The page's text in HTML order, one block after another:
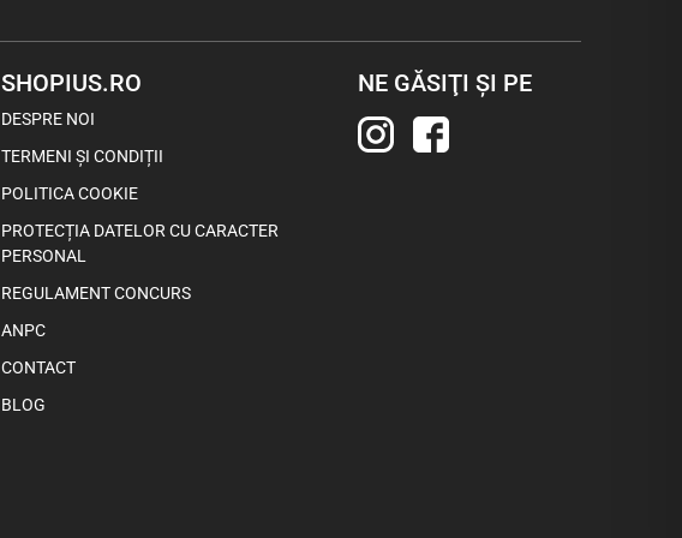
SHOPIUS.RO
DESPRE NOI
TERMENI ȘI CONDIȚII
POLITICA COOKIE
PROTECȚIA DATELOR CU CARACTER
PERSONAL
REGULAMENT CONCURS
ANPC
CONTACT
BLOG
NE GĂSIŢI ŞI PE